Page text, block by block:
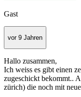
Gast
vor 9 Jahren
Hallo zusammen,
Ich weiss es gibt einen
zugeschickt bekommt..
zürich) die noch mit